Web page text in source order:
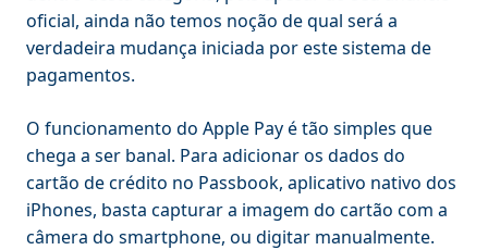
oficial, ainda não temos noção de qual será a
verdadeira mudança iniciada por este sistema de
pagamentos.
O funcionamento do Apple Pay é tão simples que
chega a ser banal. Para adicionar os dados do
cartão de crédito no Passbook, aplicativo nativo dos
iPhones, basta capturar a imagem do cartão com a
câmera do smartphone, ou digitar manualmente.